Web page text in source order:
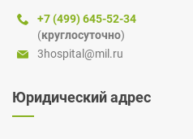
+7 (499) 645-52-34
(круглосуточно)
3hospital@mil.ru
Юридический адрес